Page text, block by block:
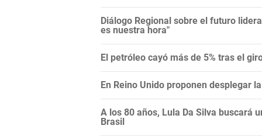
Diálogo Regional sobre el futuro
es nuestra hora"
El petróleo cayó más de 5% tras el
En Reino Unido proponen desplegar
A los 80 años, Lula Da Silva buscará
Brasil